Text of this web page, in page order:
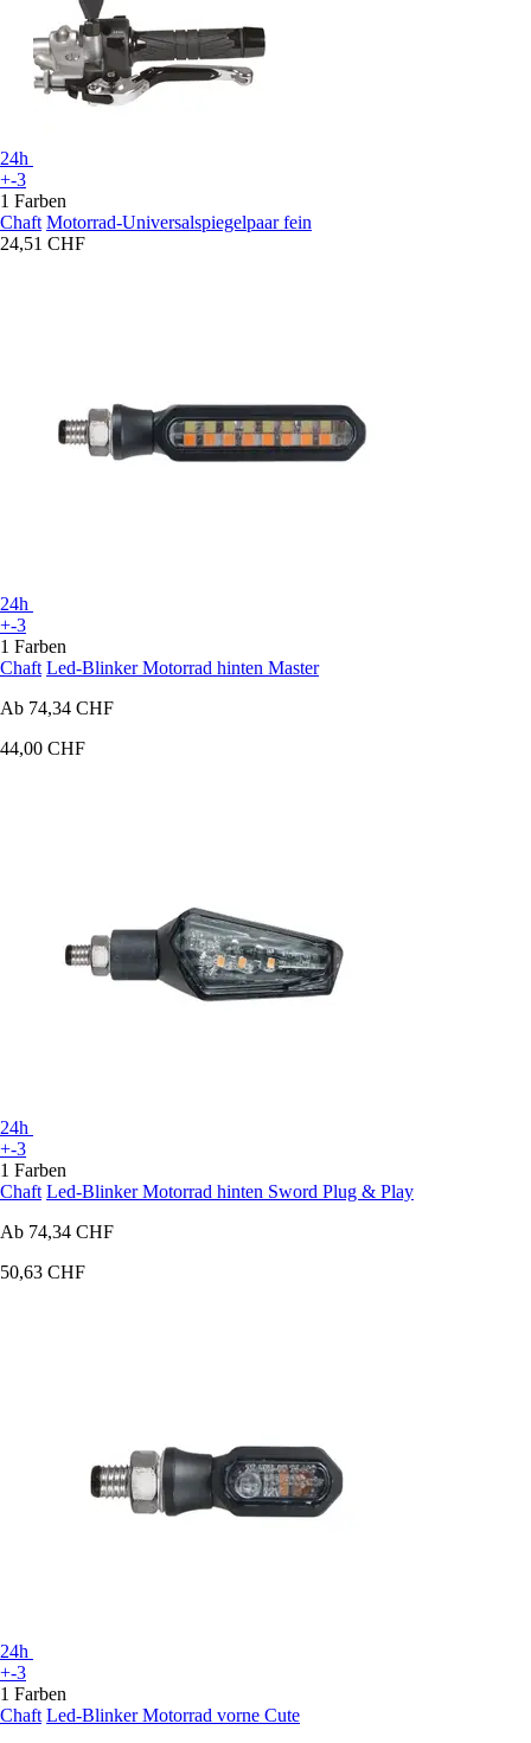
24h
+-3
1 Farben
Chaft Motorrad-Universalspiegelpaar fein
24,51 CHF
24h
+-3
1 Farben
Chaft Led-Blinker Motorrad hinten Master
Ab 74,34 CHF
44,00 CHF
24h
+-3
1 Farben
Chaft Led-Blinker Motorrad hinten Sword Plug & Play
Ab 74,34 CHF
50,63 CHF
24h
+-3
1 Farben
Chaft Led-Blinker Motorrad vorne Cute